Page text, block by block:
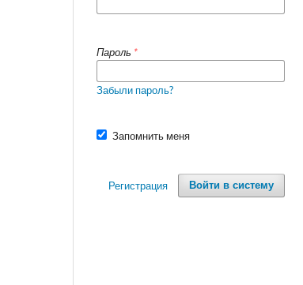
Пароль *
Забыли пароль?
Запомнить меня
Войти в систему
Регистрация